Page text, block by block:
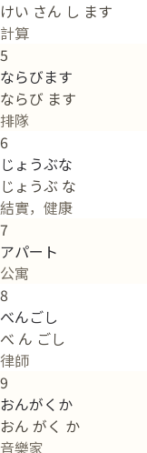
けい さん し ます
計算
5
ならびます
ならび ます
排隊
6
じょうぶな
じょうぶ な
結實，健康
7
アパート
公寓
8
べんごし
べ ん ごし
律師
9
おんがくか
おん がく か
音樂家